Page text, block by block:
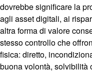
dovrebbe significare la
agli asset digitali, ai
altra forma di valore
stesso controllo che
fisica: diretto,
buona volontà, solvibilità